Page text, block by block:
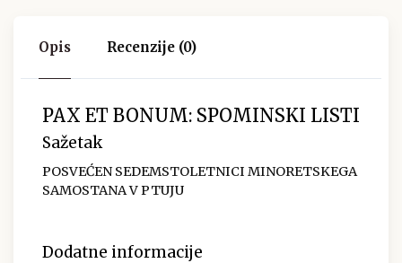
Opis Recenzije (0)
PAX ET BONUM: SPOMINSKI LISTI
Sažetak
POSVEĆEN SEDEMSTOLETNICI MINORETSKEGA
SAMOSTANA V PTUJU
Dodatne informacije